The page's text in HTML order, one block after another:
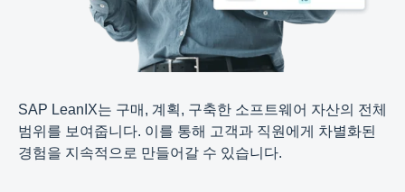
SAP LeanIX는 구매, 계획, 구축한 소프트웨어 자산의 전체
범위를 보여줍니다. 이를 통해 고객과 직원에게 차별화된
경험을 지속적으로 만들어갈 수 있습니다.